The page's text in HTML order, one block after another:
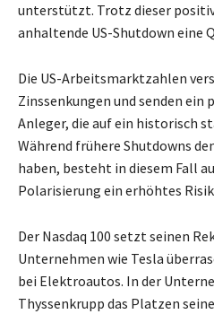
unterstützt. Trotz dieser
anhaltende US-Shutdown eine
Die US-Arbeitsmarktzahlen
Zinssenkungen und senden ein
Anleger, die auf ein historisch
Während frühere Shutdowns
haben, besteht in diesem Fall
Polarisierung ein erhöhtes
Der Nasdaq 100 setzt seinen
Unternehmen wie Tesla
bei Elektroautos. In der
Thyssenkrupp das Platzen